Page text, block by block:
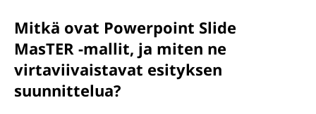
Mitkä ovat Powerpoint Slide
MasTER -mallit, ja miten ne
virtaviivaistavat esityksen
suunnittelua?